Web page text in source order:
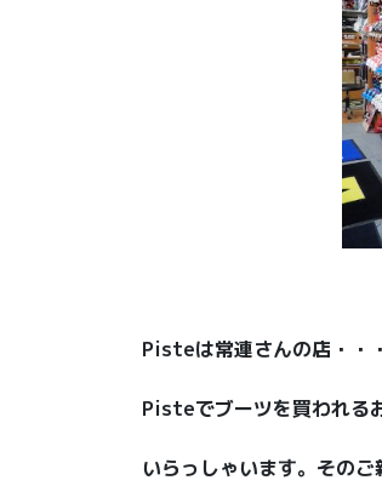
Pisteは常連さんの店・・
Pisteでブーツを買われる
いらっしゃいます。その